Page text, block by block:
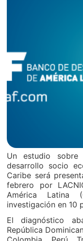
Un estudio
desarrollo socio
Caribe será
febrero por
América Latina
investigación en 10
El diagnóstico
República